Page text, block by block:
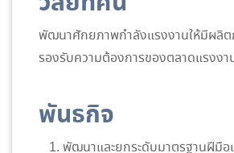
พัฒนาศักยภาพกำลังแรงงานให้มีผลิ
รองรับความต้องการของตลาดแรงงา
พันธกิจ
พัฒนาและยกระดับมาตรฐานฝีมือ